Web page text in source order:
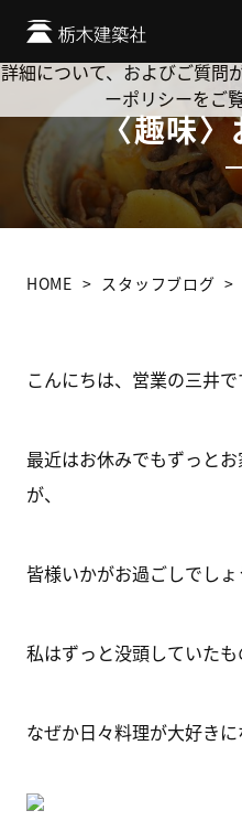
〈趣味〉
HOME スタッフブログ
こんにちは、営業の三井
最近はお休みでもずっと
が、
皆様いかがお過ごしでしょ
私はずっと没頭していたも
なぜか日々料理が大好き
Cookie を使用して、お客様
か? 当社ではお客様のプライ
詳細について、およびご質問
ーポリシーをご